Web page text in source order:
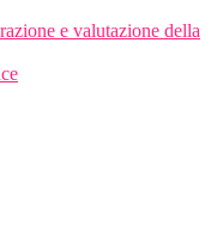
e valutazione della